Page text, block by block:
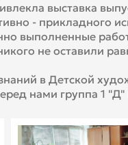
выставка
- прикладного
выполненные
не оставили
в Детской
нами группа 1 "Д"